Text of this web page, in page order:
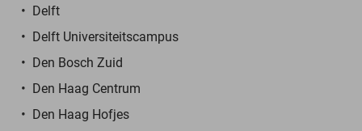
Delft
Delft Universiteitscampus
Den Bosch Zuid
Den Haag Centrum
Den Haag Hofjes